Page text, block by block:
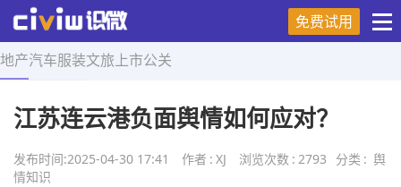
免费试用
地产汽车服装文旅 上市公关
首页 > 舆情知识 > 正文
江苏连云港负面舆情如何应对？
发布时间:2025-04-30 17:41 作者 : XJ 浏览次数 : 2793 分类 : 舆
情知识